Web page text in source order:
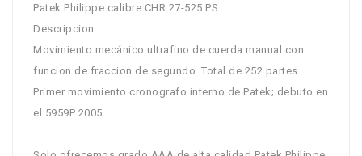
Patek Philippe calibre CHR 27-525 PS
Descripcion
Movimiento mecánico ultrafino de cuerda manual con
funcion de fraccion de segundo. Total de 252 partes.
Primer movimiento cronografo interno de Patek; debuto en
el 5959P 2005.